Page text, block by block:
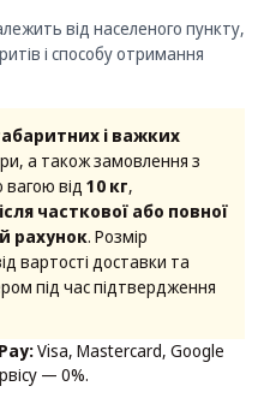
від населеного пункту,
і способу отримання
і важких
а також замовлення з
від 10 кг,
часткової або повної
рахунок. Розмір
вартості доставки та
під час підтвердження
Visa, Mastercard, Google
— 0%.